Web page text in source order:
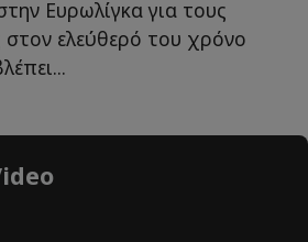
Ευρωλίγκα για τους
στον ελεύθερό του χρόνο